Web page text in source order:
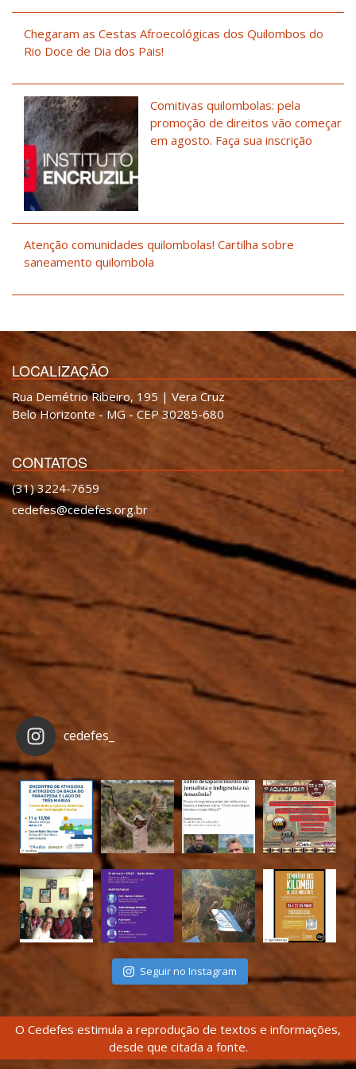
Chegaram as Cestas Afroecológicas dos Quilombos do
Rio Doce de Dia dos Pais!
Comitivas quilombolas: pela
promoção de direitos vão começar
em agosto. Faça sua inscrição
Atenção comunidades quilombolas! Cartilha sobre
saneamento quilombola
LOCALIZAÇÃO
Rua Demétrio Ribeiro, 195 | Vera Cruz
Belo Horizonte - MG - CEP 30285-680
CONTATOS
(31) 3224-7659
cedefes@cedefes.org.br
cedefes_
Seguir no Instagram
O Cedefes estimula a reprodução de textos e informações,
desde que citada a fonte.